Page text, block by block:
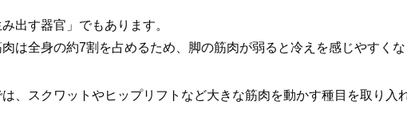
出す器官」でもあります。
は全身の約7割を占めるため、脚の筋肉が弱ると冷えを感じやすくな
は、スクワットやヒップリフトなど大きな筋肉を動かす種目を取り入